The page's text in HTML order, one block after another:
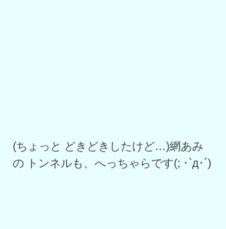
(ちょっと どきどきしたけど…)網あみ
の トンネルも、へっちゃらです(; ･`д･´)